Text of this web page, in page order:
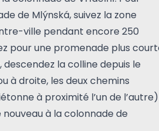
de Mlýnská, suivez la zone
ville pendant encore 250
pour une promenade plus
descendez la colline depuis le
à droite, les deux chemins
à proximité l’un de l’autre)
à la colonnade de